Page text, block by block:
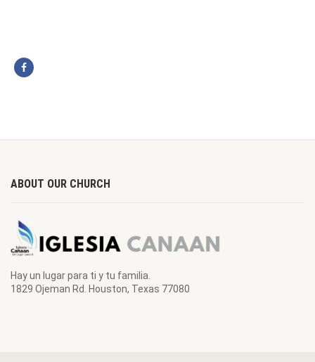
ABOUT OUR CHURCH
Hay un lugar para ti y tu familia.
1829 Ojeman Rd. Houston, Texas 77080